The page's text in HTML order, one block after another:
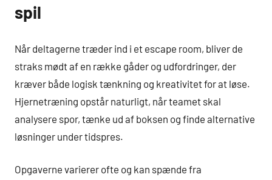
spil
Når deltagerne træder ind i et escape room, bliver de
straks mødt af en række gåder og udfordringer, der
kræver både logisk tænkning og kreativitet for at løse.
Hjernetræning opstår naturligt, når teamet skal
analysere spor, tænke ud af boksen og finde alternative
løsninger under tidspres.
Opgaverne varierer ofte og kan spænde fra